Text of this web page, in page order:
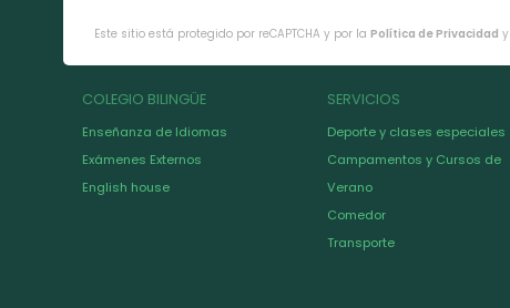
Este sitio está protegido por reCAPTCHA y por la Política de Privacidad y
COLEGIO BILINGÜE
Enseñanza de Idiomas
Exámenes Externos
English house
SERVICIOS
Deporte y clases especiales
Campamentos y Cursos de
Verano
Comedor
Transporte